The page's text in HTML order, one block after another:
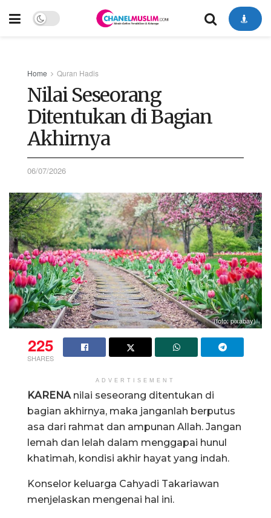
Home Quran Hadis
Nilai Seseorang
Ditentukan di Bagian
Akhirnya
06/07/2026
(foto: pixabay)
225
SHARES
ADVERTISEMENT
KARENA nilai seseorang ditentukan di
bagian akhirnya, maka janganlah berputus
asa dari rahmat dan ampunan Allah. Jangan
lemah dan lelah dalam menggapai hunul
khatimah, kondisi akhir hayat yang indah.
Konselor keluarga Cahyadi Takariawan
menjelaskan mengenai hal ini.